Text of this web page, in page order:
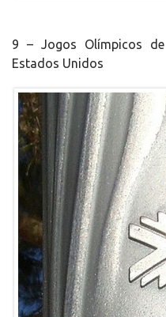
9 – Jogos Olímpicos
Estados Unidos